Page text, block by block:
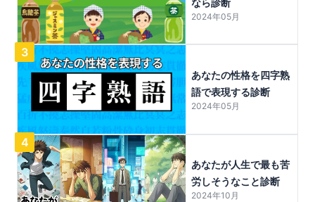
2024年05月
3
あなたの性格を四字熟
語で表現する診断
2024年05月
4
あなたが人生で最も苦
労しそうなこと診断
2024年10月